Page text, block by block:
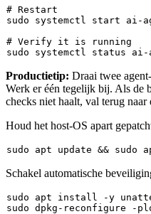
# Restart
sudo systemctl start ai-
# Verify it is running
sudo
Productietip: Draai twee
Werk er één tegelijk bij. Als de
checks niet haalt, val terug naar
Houd het host-OS apart
sudo apt update && sudo
Schakel automatische
sudo
sudo